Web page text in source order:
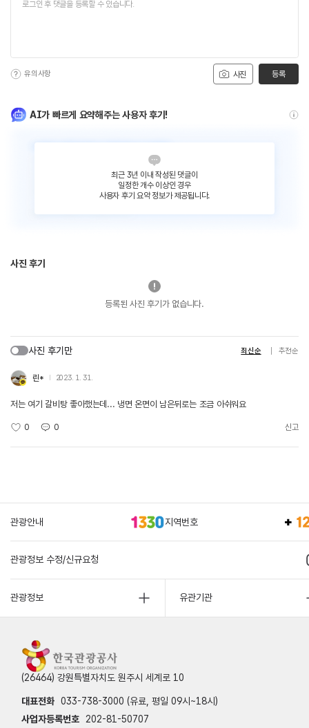
사진
유의사항 등록
AI가 빠르게 요약해주는 사용자 후기!
최근 3년 이내 작성된 댓글이
일정한 개수 이상인 경우
사용자 후기 요약 정보가 제공됩니다.
사진 후기
등록된 사진 후기가 없습니다.
사진 후기만 최신순 추천순
린* 2023. 1. 31.
저는 여기 갈비탕 좋아했는데... 냉면 온면이 남은뒤로는 조금 아쉬워요
0 0 신고
관광안내 지역번호
관광정보 수정/신규요청
관광정보 유관기관
(26464) 강원특별자치도 원주시 세계로 10
대표전화 033-738-3000 (유료, 평일 09시~18시)
사업자등록번호
202-81-50707